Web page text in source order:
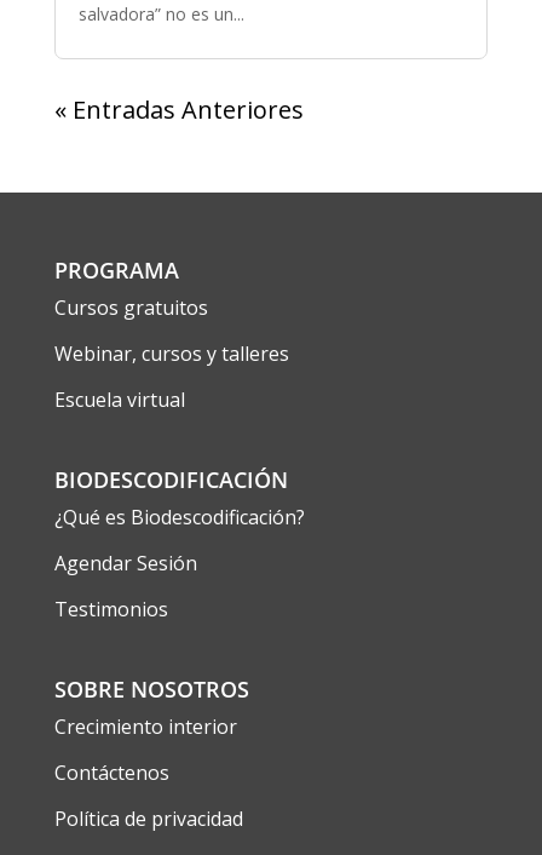
salvadora” no es un...
« Entradas Anteriores
PROGRAMA
Cursos gratuitos
Webinar, cursos y talleres
Escuela virtual
BIODESCODIFICACIÓN
¿Qué es Biodescodificación?
Agendar Sesión
Testimonios
SOBRE NOSOTROS
Crecimiento interior
Contáctenos
Política de privacidad